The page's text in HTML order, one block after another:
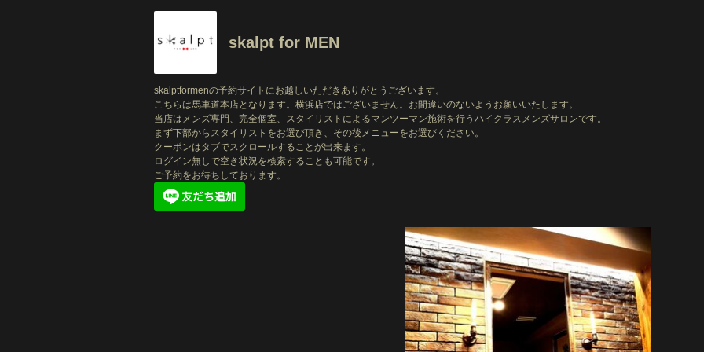
skalpt for MEN
skalptformenの予約サイトにお越しいただきありがとうございます。
こちらは馬車道本店となります。横浜店ではございません。お間違いのないようお願いいたします。
当店はメンズ専門、完全個室、スタイリストによるマンツーマン施術を行うハイクラスメンズサロンです。
まず下部からスタイリストをお選び頂き、その後メニューをお選びください。
クーポンはタブでスクロールすることが出来ます。
ログイン無しで空き状況を検索することも可能です。
ご予約をお待ちしております。